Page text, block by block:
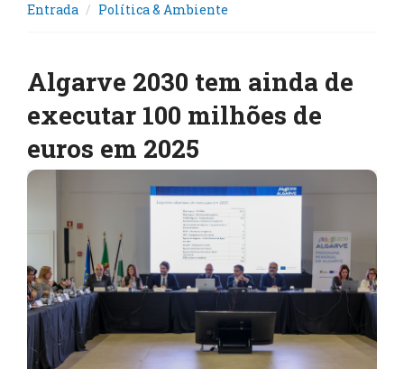
Entrada Política & Ambiente
Algarve 2030 tem ainda de
executar 100 milhões de
euros em 2025